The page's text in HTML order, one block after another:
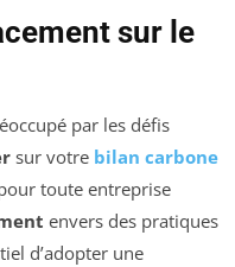
sur le
par les défis
sur votre bilan carbone
toute entreprise
envers des pratiques
d’adopter une